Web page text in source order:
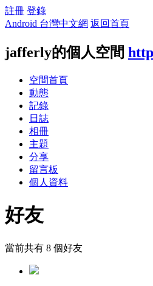
註冊 登錄
Android 台灣中文網 返回首頁
jafferly的個人空間
空間首頁
動態
記錄
日誌
相冊
主題
分享
留言板
個人資料
好友
當前共有 8 個好友